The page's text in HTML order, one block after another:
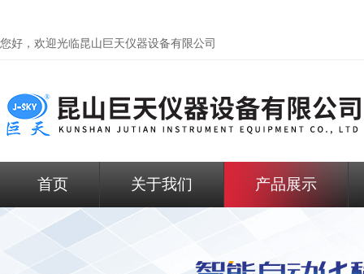
您好，欢迎光临昆山巨天仪器设备有限公司
首页 关于我们 产品展示